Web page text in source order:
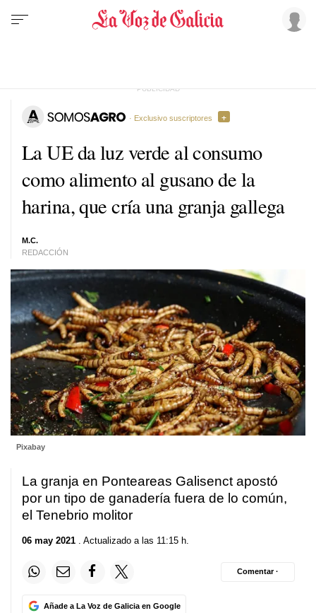
La UE da luz verde al consumo
como alimento al gusano de la
harina, que cría una granja gallega
M.C.
REDACCIÓN
· Exclusivo suscriptores
Pixabay
La granja en Ponteareas Galisenct apostó
por un tipo de ganadería fuera de lo común,
el Tenebrio molitor
06 may 2021 . Actualizado a las 11:15 h.
Añade a La Voz de Galicia en Google
Comentar ·